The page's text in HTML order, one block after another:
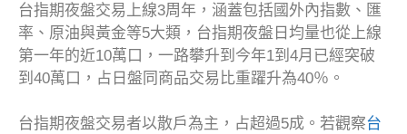
台指期夜盤交易上線3周年，涵蓋包括國外內指數、匯
率、原油與黃金等5大類，台指期夜盤日均量也從上線
第一年的近10萬口，一路攀升到今年1到4月已經突破
到40萬口，占日盤同商品交易比重躍升為40％。
台指期夜盤交易者以散戶為主，占超過5成。若觀察台